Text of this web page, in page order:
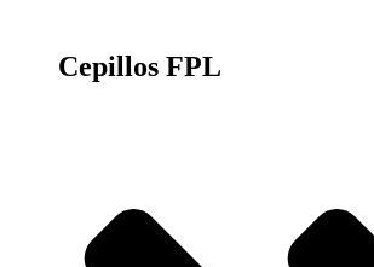
Cepillos FPL